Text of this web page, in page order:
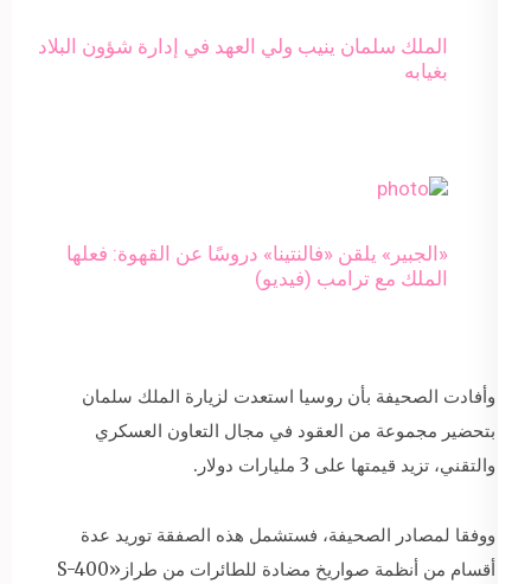
الملك سلمان ينيب ولي العهد في إدارة شؤون البلاد
بغيابه
«الجبير» يلقن «فالنتينا» دروسًا عن القهوة: فعلها
الملك مع ترامب (فيديو)
وأفادت الصحيفة بأن روسيا استعدت لزيارة الملك سلمان
بتحضير مجموعة من العقود في مجال التعاون العسكري
والتقني، تزيد قيمتها على 3 مليارات دولار.
ووفقا لمصادر الصحيفة، فستشمل هذه الصفقة توريد عدة
أقسام من أنظمة صواريخ مضادة للطائرات من طراز«S-400